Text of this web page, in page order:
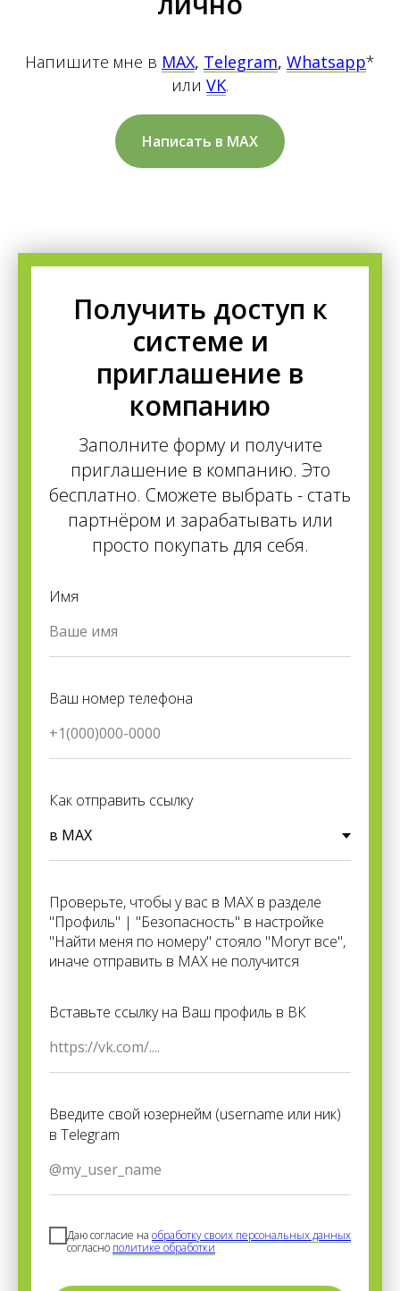
Напишите мне в MAX, Telegram, Whatsapp*
или VK.
Написать в MAX
Получить доступ к
системе и
приглашение в
компанию
Заполните форму и получите
приглашение в компанию. Это
бесплатно. Сможете выбрать - стать
партнёром и зарабатывать или
просто покупать для себя.
Имя
Ваш номер телефона
Как отправить ссылку
Проверьте, чтобы у вас в MAX в разделе
"Профиль" | "Безопасность" в настройке
"Найти меня по номеру" стояло "Могут все",
иначе отправить в MAX не получится
Вставьте ссылку на Ваш профиль в ВК
Введите свой юзернейм (username или ник)
в Telegram
Даю согласие на обработку своих персональных данных
согласно политике обработки